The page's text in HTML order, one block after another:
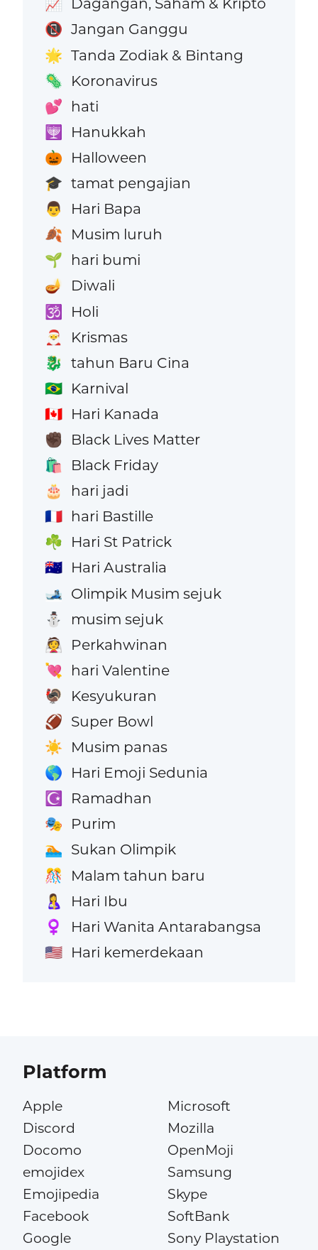
📈
📵 Jangan Ganggu
🌟 Tanda Zodiak & Bintang
🦠 Koronavirus
💕 hati
🕎 Hanukkah
🎃 Halloween
🎓 tamat pengajian
👨 Hari Bapa
🍂 Musim luruh
🌱 hari bumi
🪔 Diwali
🕉️ Holi
🎅 Krismas
🐉 tahun Baru Cina
🇧🇷 Karnival
🇨🇦 Hari Kanada
✊🏿 Black Lives Matter
🛍️ Black Friday
🎂 hari jadi
🇫🇷 hari Bastille
☘️ Hari St Patrick
🇦🇺 Hari Australia
🎿 Olimpik Musim sejuk
⛄ musim sejuk
👰 Perkahwinan
💘 hari Valentine
🦃 Kesyukuran
🏈 Super Bowl
☀️ Musim panas
🌎 Hari Emoji Sedunia
☪️ Ramadhan
🎭 Purim
🏊 Sukan Olimpik
🎊 Malam tahun baru
🤱 Hari Ibu
♀️ Hari Wanita Antarabangsa
🇺🇸 Hari kemerdekaan
Platform
Apple
Discord
Docomo
emojidex
Emojipedia
Facebook
Google
Microsoft
Mozilla
OpenMoji
Samsung
Skype
SoftBank
Sony Playstation